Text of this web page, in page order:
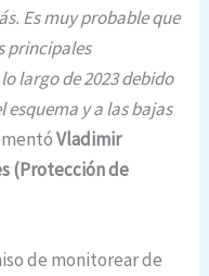
Es muy probable que
principales
largo de 2023 debido
y a las bajas
Vladimir
(Protección de
de monitorear de